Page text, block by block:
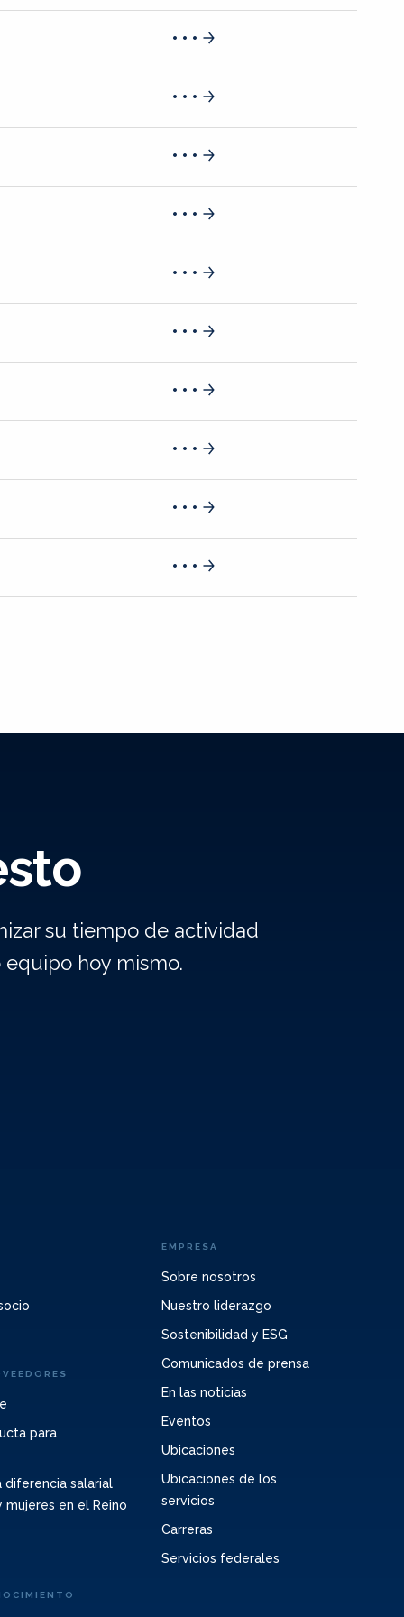
su tiempo de actividad
hoy mismo.
para
salarial
en el Reino
EMPRESA
Sobre nosotros
Nuestro liderazgo
Sostenibilidad y ESG
Comunicados de prensa
En las noticias
Eventos
Ubicaciones
Ubicaciones de los
servicios
Carreras
Servicios federales